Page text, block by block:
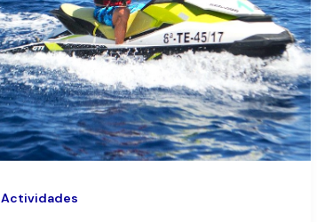
Actividades